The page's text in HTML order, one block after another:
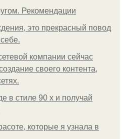
Рекомендации
это прекрасный повод
компании сейчас
своего контента,
в стиле 90 х и получай
которые я узнала в